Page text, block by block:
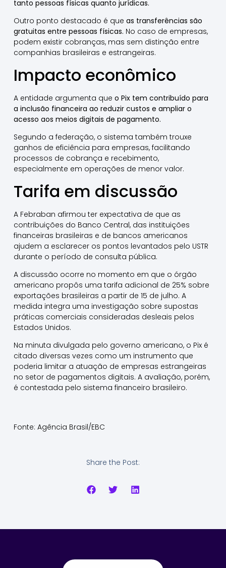
tanto pessoas físicas quanto jurídicas.
Outro ponto destacado é que as transferências são
gratuitas entre pessoas físicas. No caso de empresas,
podem existir cobranças, mas sem distinção entre
companhias brasileiras e estrangeiras.
Impacto econômico
A entidade argumenta que o Pix tem contribuído para
a inclusão financeira ao reduzir custos e ampliar o
acesso aos meios digitais de pagamento.
Segundo a federação, o sistema também trouxe
ganhos de eficiência para empresas, facilitando
processos de cobrança e recebimento,
especialmente em operações de menor valor.
Tarifa em discussão
A Febraban afirmou ter expectativa de que as
contribuições do Banco Central, das instituições
financeiras brasileiras e de bancos americanos
ajudem a esclarecer os pontos levantados pelo USTR
durante o período de consulta pública.
A discussão ocorre no momento em que o órgão
americano propôs uma tarifa adicional de 25% sobre
exportações brasileiras a partir de 15 de julho. A
medida integra uma investigação sobre supostas
práticas comerciais consideradas desleais pelos
Estados Unidos.
Na minuta divulgada pelo governo americano, o Pix é
citado diversas vezes como um instrumento que
poderia limitar a atuação de empresas estrangeiras
no setor de pagamentos digitais. A avaliação, porém,
é contestada pelo sistema financeiro brasileiro.
Fonte: Agência Brasil/EBC
Share the Post: